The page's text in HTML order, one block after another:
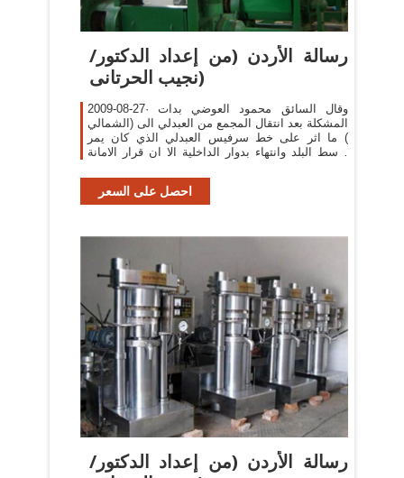
رسالة الأردن (من إعداد الدكتور/
نجيب الحرتانى)
2009-08-27· وقال السائق محمود العوضي بدات
المشكلة بعد انتقال المجمع من العبدلي الى (الشمالي
) ما اثر على خط سرفيس العبدلي الذي كان يمر
بوسط البلد وانتهاء بدوار الداخلية الا ان قرار الامانة
احصل على السعر
رسالة الأردن (من إعداد الدكتور/